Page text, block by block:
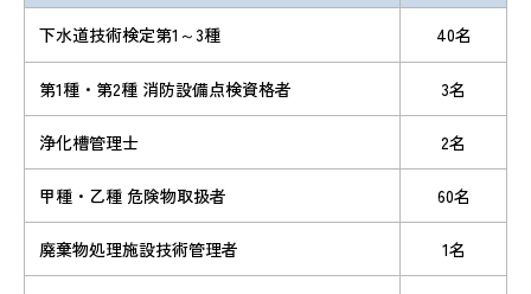
下水道技術検定第1～3種 40名
第1種・第2種 消防設備点検資格者 3名
浄化槽管理士 2名
甲種・乙種 危険物取扱者 60名
廃棄物処理施設技術管理者 1名